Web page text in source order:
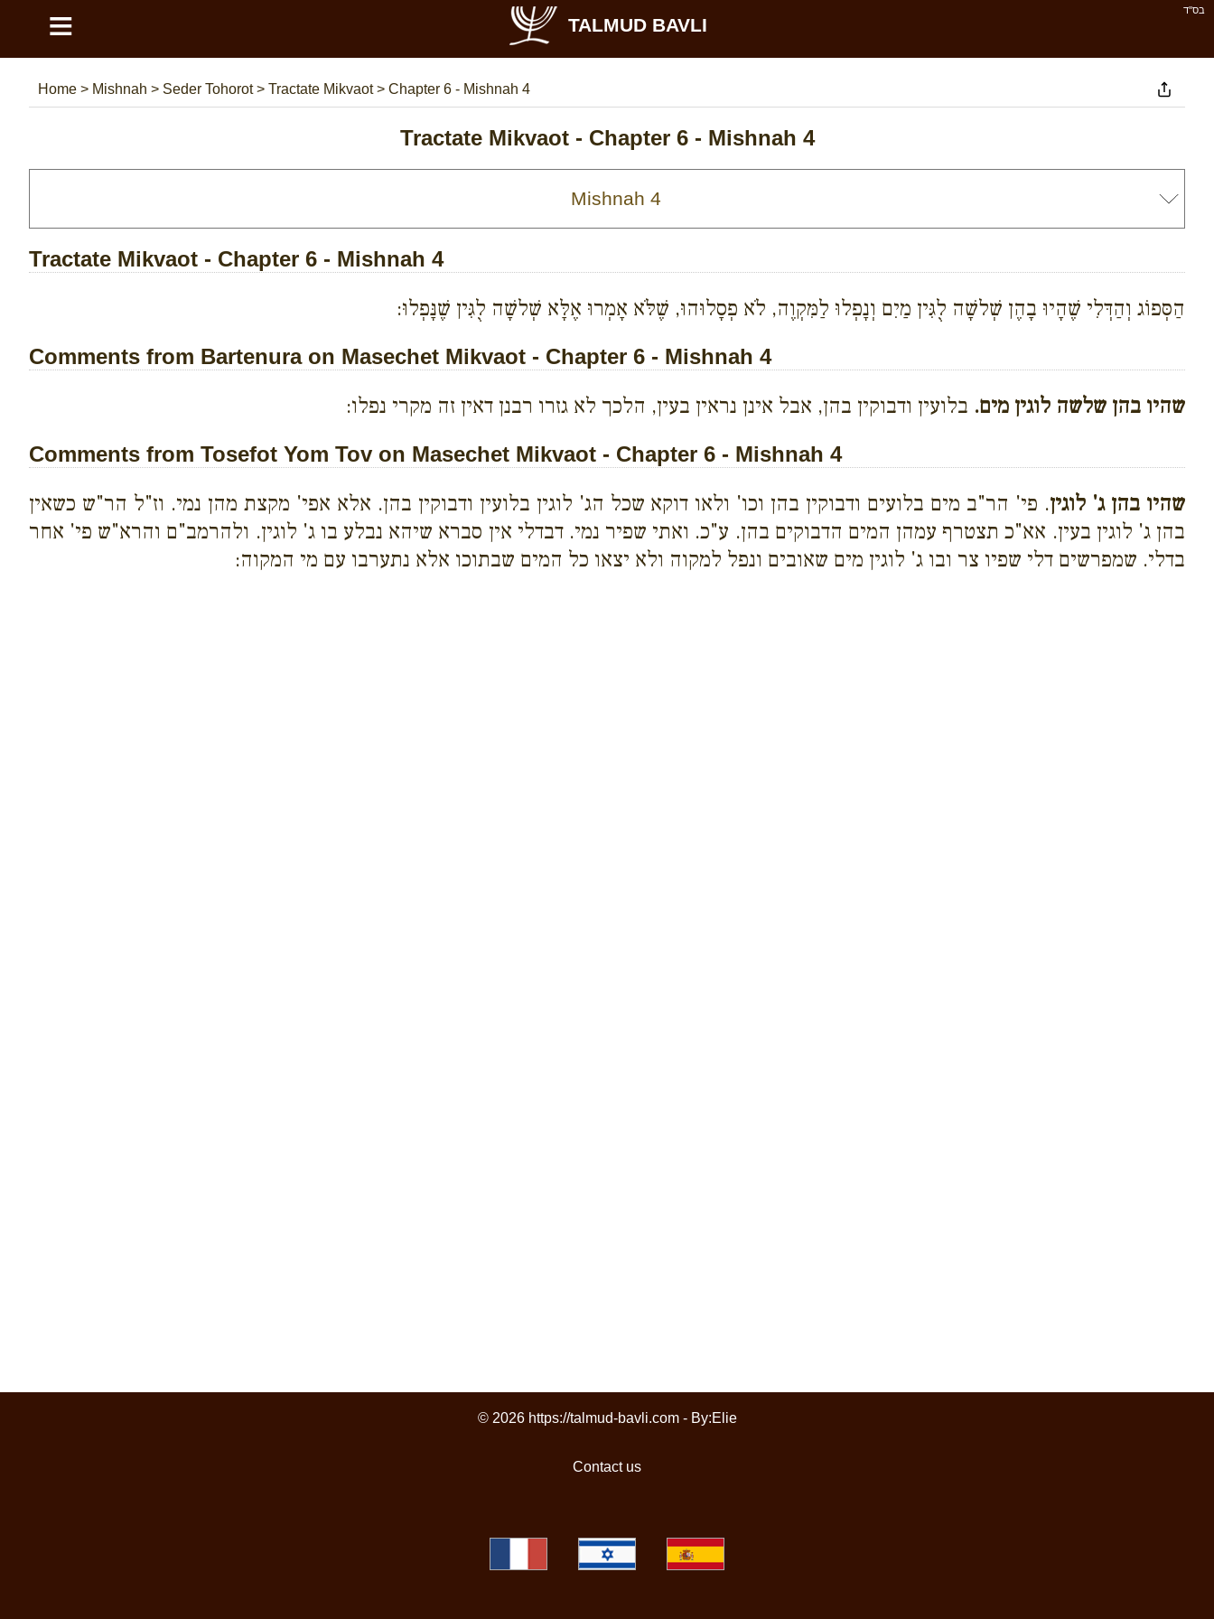
בס''ד ≡ TALMUD BAVLI
Home > Mishnah > Seder Tohorot> Tractate Mikvaot> Chapter 6 - Mishnah 4
Tractate Mikvaot - Chapter 6 - Mishnah 4
Tractate Mikvaot - Chapter 6 - Mishnah 4
הַסְּפוֹג וְהַדְּלִי שֶׁהָיוּ בָהֶן שְׁלשָׁה לֻגִּין מַיִם וְנָפְלוּ לַמִּקְוֶה, לֹא פְסָלוּהוּ, שֶׁלֹּא אָמְרוּ אֶלָּא שְׁלשָׁה לֻגִּין שֶׁנָּפְלוּ:
Comments from Bartenura on Masechet Mikvaot - Chapter 6 - Mishnah 4
שהיו בהן שלשה לוגין מים. בלועין ודבוקין בהן, אבל אינן נראין בעין, הלכך לא גזרו רבנן דאין זה מקרי נפלו:
Comments from Tosefot Yom Tov on Masechet Mikvaot - Chapter 6 - Mishnah 4
שהיו בהן ג' לוגין. פי' הר"ב מים בלועים ודבוקין בהן וכו' ולאו דוקא שכל הג' לוגין בלועין ודבוקין בהן. אלא אפי' מקצת מהן נמי. וז"ל הר"ש כשאין
בהן ג' לוגין בעין. אא"כ תצטרף עמהן המים הדבוקים בהן. ע"כ. ואתי שפיר נמי. דבדלי אין סברא שיהא נבלע בו ג' לוגין. ולהרמב"ם והרא"ש פי' אחר
בדלי. שמפרשים דלי שפיו צר ובו ג' לוגין מים שאובים ונפל למקוה ולא יצאו כל המים שבתוכו אלא נתערבו עם מי המקוה:
© 2026 https://talmud-bavli.com - By:Elie
Contact us